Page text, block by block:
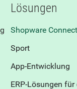
Lösungen
Shopware
Sport
App-Entwicklung
ERP-Lösungen